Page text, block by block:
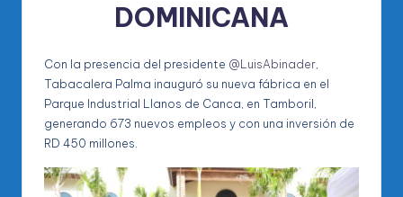
DOMINICANA
Con la presencia del presidente @LuisAbinader,
Tabacalera Palma inauguró su nueva fábrica en el
Parque Industrial Llanos de Canca, en Tamboril,
generando 673 nuevos empleos y con una inversión de
RD 450 millones.